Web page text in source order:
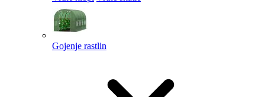
Gojenje rastlin